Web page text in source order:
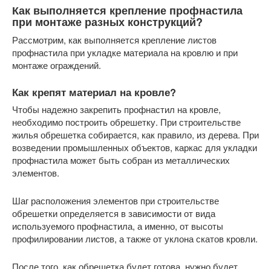
Как выполняется крепление профнастила
при монтаже разных конструкций?
Рассмотрим, как выполняется крепление листов
профнастила при укладке материала на кровлю и при
монтаже ограждений.
Как крепят материал на кровле?
Чтобы надежно закрепить профнастил на кровле,
необходимо построить обрешетку. При строительстве
жилья обрешетка собирается, как правило, из дерева. При
возведении промышленных объектов, каркас для укладки
профнастила может быть собран из металлических
элементов.
Шаг расположения элементов при строительстве
обрешетки определяется в зависимости от вида
используемого профнастила, а именно, от высоты
профилировании листов, а также от уклона скатов кровли.
После того, как обрешетка будет готова, нужно будет